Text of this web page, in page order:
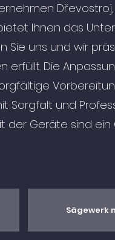
Dřevostroj,
Ihnen das
Sie uns und wir
erfüllt. Die
Sorgfalt und
der Geräte sind
Sägewerk